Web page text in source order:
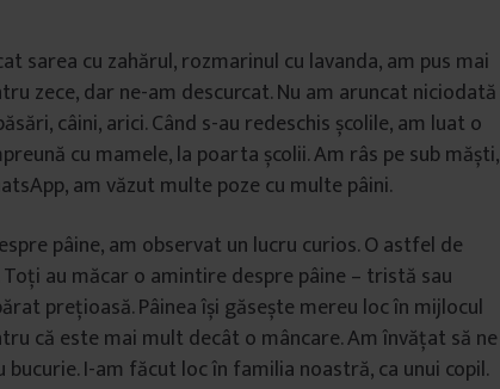
sarea cu zahărul, rozmarinul cu lavanda, am pus mai
zece, dar ne-am descurcat. Nu am aruncat niciodată
câini, arici. Când s-au redeschis școlile, am luat o
cu mamele, la poarta școlii. Am râs pe sub măști,
am văzut multe poze cu multe pâini.
pâine, am observat un lucru curios. O astfel de
au măcar o amintire despre pâine – tristă sau
prețioasă. Pâinea își găsește mereu loc în mijlocul
că este mai mult decât o mâncare. Am învățat să ne
I-am făcut loc în familia noastră, ca unui copil.